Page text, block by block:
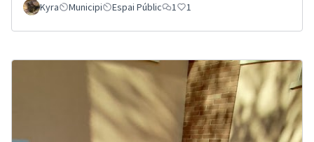
Kyra Municipi Espai Públic 1 1